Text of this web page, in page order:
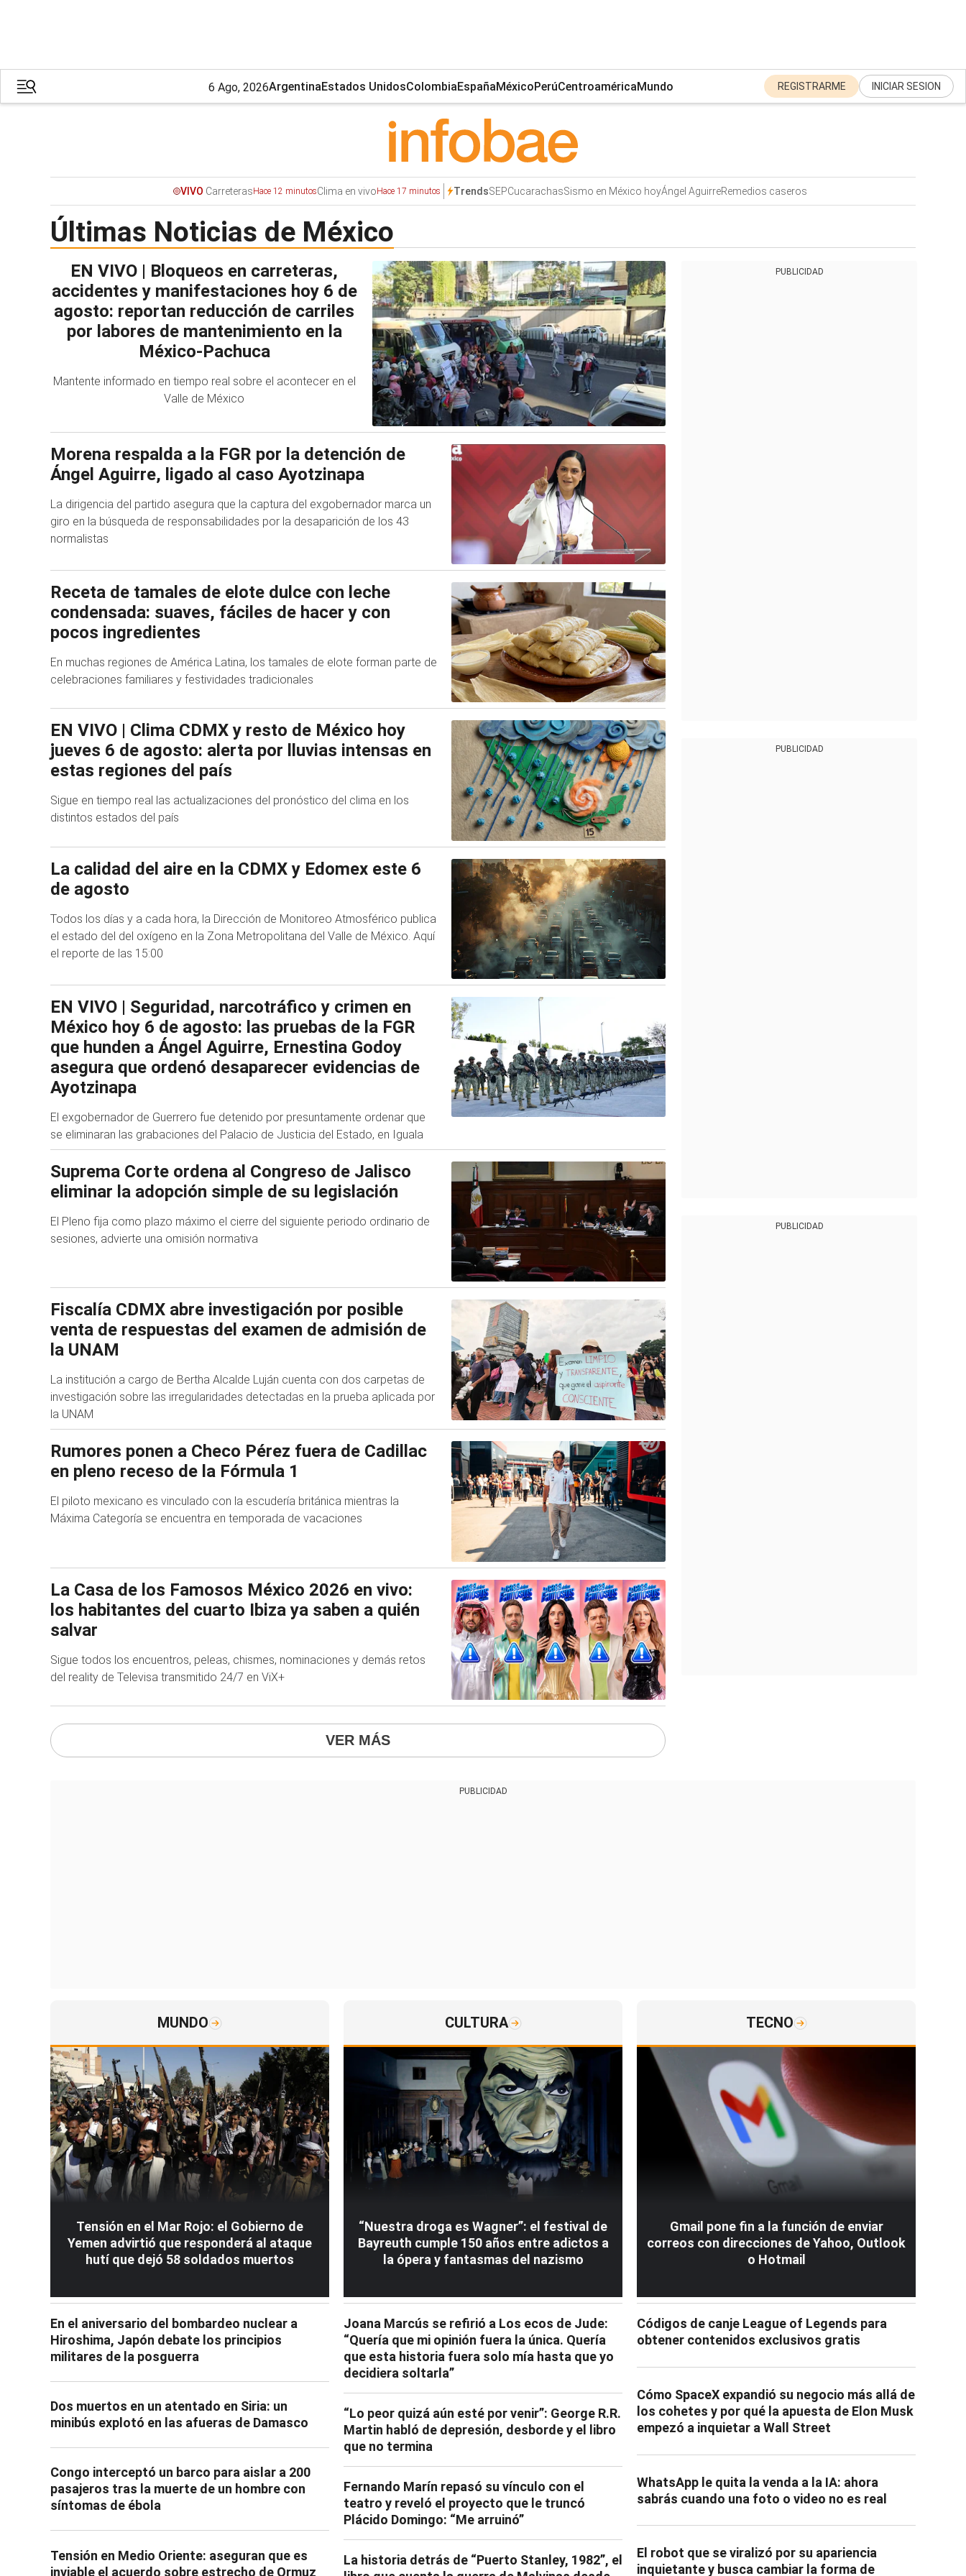
6 Ago, 2026ArgentinaEstados UnidosColombiaEspañaMéxicoPerúCentroaméricaMundo REGISTRARME INICIAR SESION
VIVO CarreterasHace 12 minutosClima en vivoHace 17 minutos TrendsSEPCucarachasSismo en México hoyÁngel AguirreRemedios caseros
Últimas Noticias de México
EN VIVO | Bloqueos en carreteras,
accidentes y manifestaciones hoy 6 de
agosto: reportan reducción de carriles
por labores de mantenimiento en la
México-Pachuca
Mantente informado en tiempo real sobre el acontecer en el
Valle de México
Morena respalda a la FGR por la detención de
Ángel Aguirre, ligado al caso Ayotzinapa
La dirigencia del partido asegura que la captura del exgobernador marca un
giro en la búsqueda de responsabilidades por la desaparición de los 43
normalistas
Receta de tamales de elote dulce con leche
condensada: suaves, fáciles de hacer y con
pocos ingredientes
En muchas regiones de América Latina, los tamales de elote forman parte de
celebraciones familiares y festividades tradicionales
EN VIVO | Clima CDMX y resto de México hoy
jueves 6 de agosto: alerta por lluvias intensas en
estas regiones del país
Sigue en tiempo real las actualizaciones del pronóstico del clima en los
distintos estados del país
La calidad del aire en la CDMX y Edomex este 6
de agosto
Todos los días y a cada hora, la Dirección de Monitoreo Atmosférico publica
el estado del del oxígeno en la Zona Metropolitana del Valle de México. Aquí
el reporte de las 15:00
EN VIVO | Seguridad, narcotráfico y crimen en
México hoy 6 de agosto: las pruebas de la FGR
que hunden a Ángel Aguirre, Ernestina Godoy
asegura que ordenó desaparecer evidencias de
Ayotzinapa
El exgobernador de Guerrero fue detenido por presuntamente ordenar que
se eliminaran las grabaciones del Palacio de Justicia del Estado, en Iguala
Suprema Corte ordena al Congreso de Jalisco
eliminar la adopción simple de su legislación
El Pleno fija como plazo máximo el cierre del siguiente periodo ordinario de
sesiones, advierte una omisión normativa
Fiscalía CDMX abre investigación por posible
venta de respuestas del examen de admisión de
la UNAM
La institución a cargo de Bertha Alcalde Luján cuenta con dos carpetas de
investigación sobre las irregularidades detectadas en la prueba aplicada por
la UNAM
Rumores ponen a Checo Pérez fuera de Cadillac
en pleno receso de la Fórmula 1
El piloto mexicano es vinculado con la escudería británica mientras la
Máxima Categoría se encuentra en temporada de vacaciones
La Casa de los Famosos México 2026 en vivo:
los habitantes del cuarto Ibiza ya saben a quién
salvar
Sigue todos los encuentros, peleas, chismes, nominaciones y demás retos
del reality de Televisa transmitido 24/7 en ViX+
VER MÁS
PUBLICIDAD
PUBLICIDAD
PUBLICIDAD
PUBLICIDAD
MUNDO
Tensión en el Mar Rojo: el Gobierno de
Yemen advirtió que responderá al ataque
hutí que dejó 58 soldados muertos
En el aniversario del bombardeo nuclear a
Hiroshima, Japón debate los principios
militares de la posguerra
Dos muertos en un atentado en Siria: un
minibús explotó en las afueras de Damasco
Congo interceptó un barco para aislar a 200
pasajeros tras la muerte de un hombre con
síntomas de ébola
Tensión en Medio Oriente: aseguran que es
inviable el acuerdo sobre estrecho de Ormuz
CULTURA
“Nuestra droga es Wagner”: el festival de
Bayreuth cumple 150 años entre adictos a
la ópera y fantasmas del nazismo
Joana Marcús se refirió a Los ecos de Jude:
“Quería que mi opinión fuera la única. Quería
que esta historia fuera solo mía hasta que yo
decidiera soltarla”
“Lo peor quizá aún esté por venir”: George R.R.
Martin habló de depresión, desborde y el libro
que no termina
Fernando Marín repasó su vínculo con el
teatro y reveló el proyecto que le truncó
Plácido Domingo: “Me arruinó”
La historia detrás de “Puerto Stanley, 1982”, el
TECNO
Gmail pone fin a la función de enviar
correos con direcciones de Yahoo, Outlook
o Hotmail
Códigos de canje League of Legends para
obtener contenidos exclusivos gratis
Cómo SpaceX expandió su negocio más allá de
los cohetes y por qué la apuesta de Elon Musk
empezó a inquietar a Wall Street
WhatsApp le quita la venda a la IA: ahora
sabrás cuando una foto o video no es real
El robot que se viralizó por su apariencia
inquietante y busca cambiar la forma de